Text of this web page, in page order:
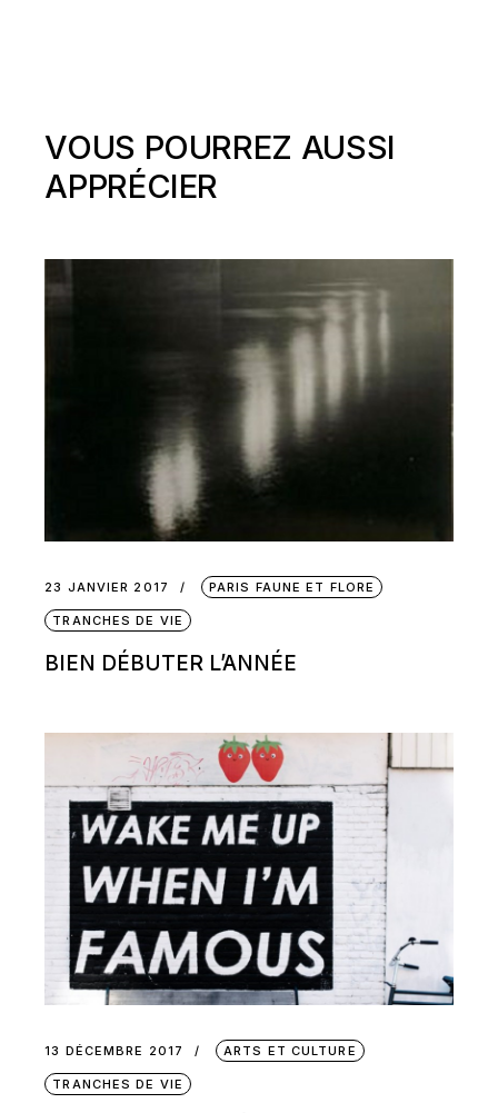
VOUS POURREZ AUSSI
APPRÉCIER
23 JANVIER 2017 PARIS FAUNE ET FLORE
TRANCHES DE VIE
BIEN DÉBUTER L’ANNÉE
13 DÉCEMBRE 2017 ARTS ET CULTURE
TRANCHES DE VIE